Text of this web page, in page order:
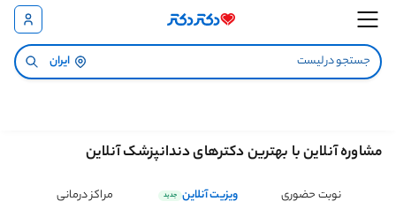
ایران
مشاوره آنلاین با بهترین دکترهای دندانپزشک آنلاین
نوبت حضوری ویزیت آنلاین جدید مراکز درمانی